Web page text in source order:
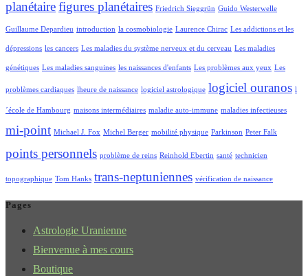
planétairefigures planétaires Friedrich Sieggrün Guido Westerwelle
Guillaume Depardieu introduction la cosmobiologie Laurence Chirac Les addictions et les
dépressions les cancers Les maladies du système nerveux et du cerveau Les maladies
génétiques Les maladies sanguines les naissances d'enfants Les problèmes aux yeux Les
problèmes cardiaques lheure de naissance logiciel astrologique logiciel ouranos l
´école de Hambourg maisons intermédiaires maladie auto-immune maladies infectieuses
mi-point Michael J. Fox Michel Berger mobilité physique Parkinson Peter Falk
points personnels problème de reins Reinhold Ebertin santé technicien
topographique Tom Hanks trans-neptuniennes vérification de naissance
Pages
Astrologie Uranienne
Bienvenue à mes cours
Boutique